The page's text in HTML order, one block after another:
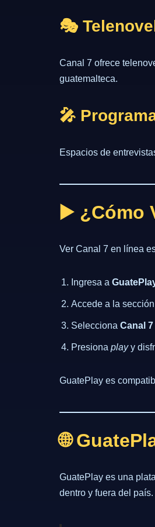
🎭
Canal 7 ofrece
guatemalteca.
🎤
Espacios de
▶️ ¿Cómo
Ver Canal 7 en línea
Ingresa a
Accede a la sección
Selecciona Canal
Presiona playy
GuatePlay es
🌐
GuatePlay es una
dentro y fuera del país.